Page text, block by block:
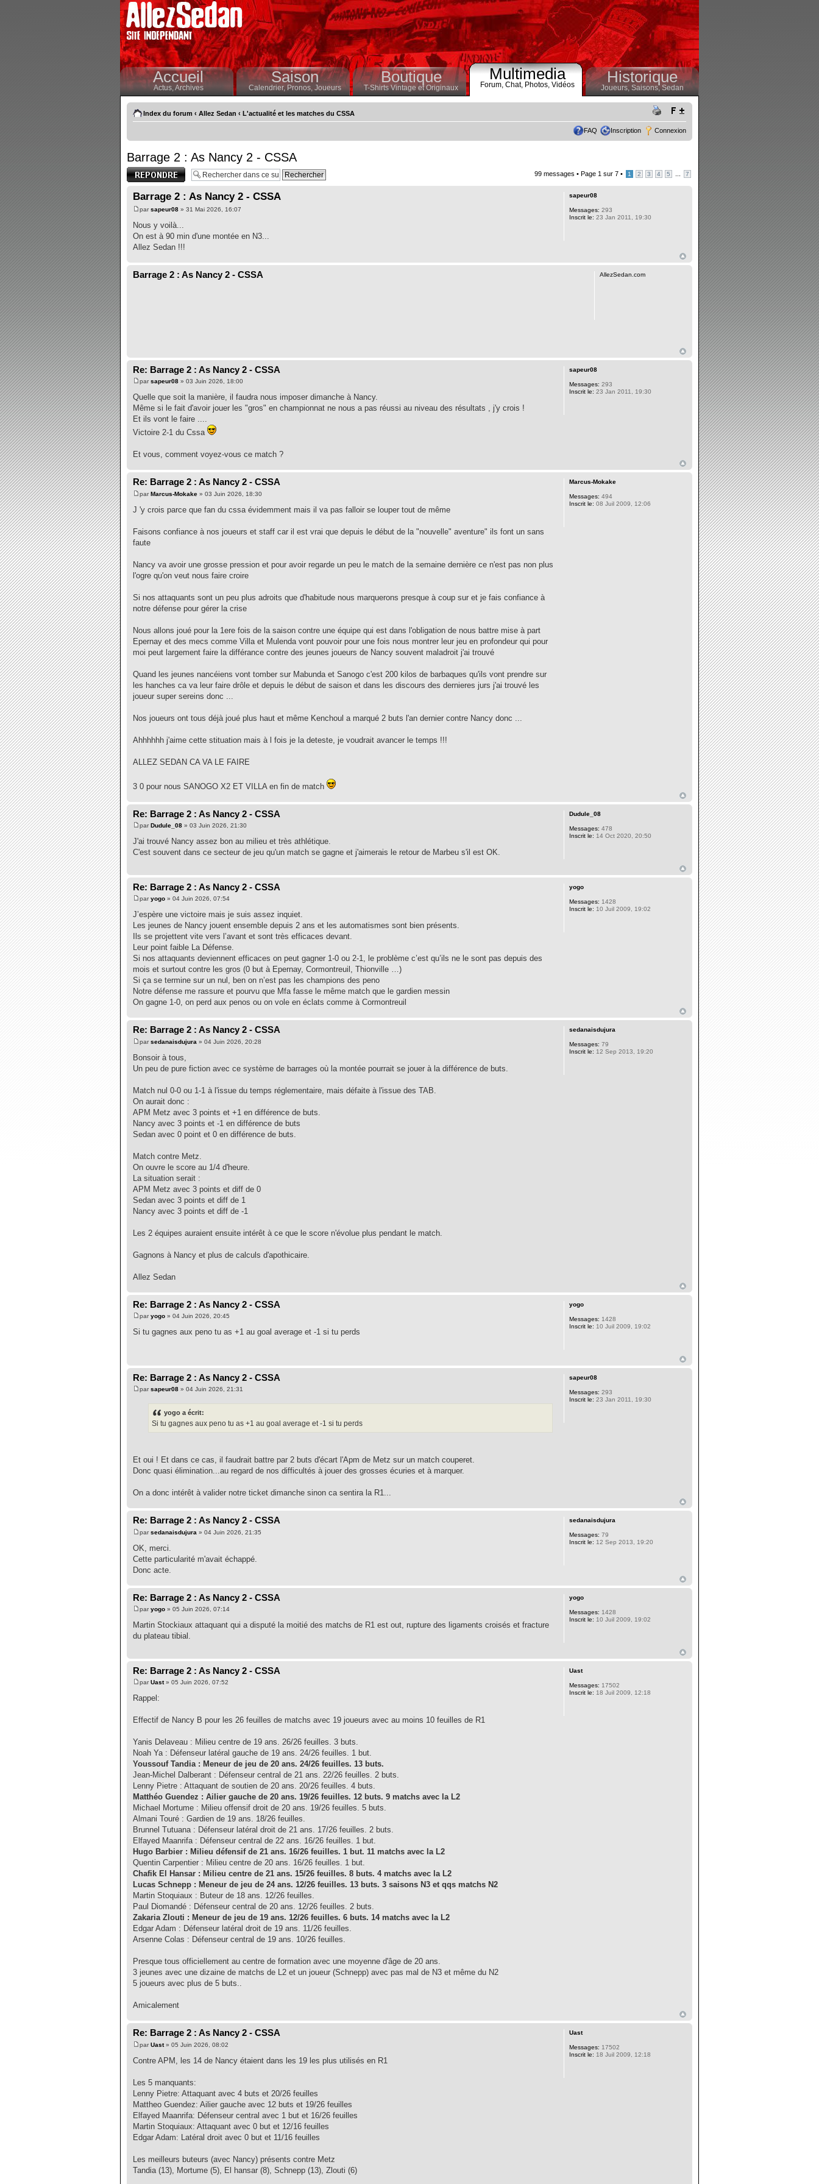
Accueil
Actus,Archives
Saison
Calendrier,Pronos, Joueurs
Boutique
T-Shirts Vintage et Originaux
Multimedia
Forum, Chat, Photos, Vidéos Historique
Joueurs, Saisons,Sedan
Index du forum ‹ Allez Sedan ‹ L'actualité et les matches du CSSA
FAQ Inscription Connexion
Barrage 2 : As Nancy 2 - CSSA
Publier une
réponse
99 messages • Page 1 sur 7 • 1 2 3 4 5 7
Barrage 2 : As Nancy 2 - CSSA
parsapeur08 » 31 Mai 2026, 16:07
Nous y voilà...
On est à 90 min d'une montée en N3...
Allez Sedan !!!
sapeur08
Messages: 293
Inscrit le: 23 Jan 2011, 19:30
Barrage 2 : As Nancy 2 - CSSA AllezSedan.com
Re: Barrage 2 : As Nancy 2 - CSSA
parsapeur08 » 03 Juin 2026, 18:00
Quelle que soit la manière, il faudra nous imposer dimanche à Nancy.
Même si le fait d'avoir jouer les "gros" en championnat ne nous a pas réussi au niveau des résultats , j'y crois !
Et ils vont le faire ....
Victoire 2-1 du Cssa
Et vous, comment voyez-vous ce match ?
sapeur08
Messages: 293
Inscrit le: 23 Jan 2011, 19:30
Re: Barrage 2 : As Nancy 2 - CSSA
parMarcus-Mokake » 03 Juin 2026, 18:30
J 'y crois parce que fan du cssa évidemment mais il va pas falloir se louper tout de même
Faisons confiance à nos joueurs et staff car il est vrai que depuis le début de la "nouvelle" aventure" ils font un sans
faute
Nancy va avoir une grosse pression et pour avoir regarde un peu le match de la semaine dernière ce n'est pas non plus
l'ogre qu'on veut nous faire croire
Si nos attaquants sont un peu plus adroits que d'habitude nous marquerons presque à coup sur et je fais confiance à
notre défense pour gérer la crise
Nous allons joué pour la 1ere fois de la saison contre une équipe qui est dans l'obligation de nous battre mise à part
Epernay et des mecs comme Villa et Mulenda vont pouvoir pour une fois nous montrer leur jeu en profondeur qui pour
moi peut largement faire la différance contre des jeunes joueurs de Nancy souvent maladroit j'ai trouvé
Quand les jeunes nancéiens vont tomber sur Mabunda et Sanogo c'est 200 kilos de barbaques qu'ils vont prendre sur
les hanches ca va leur faire drôle et depuis le début de saison et dans les discours des dernieres jurs j'ai trouvé les
joueur super sereins donc ...
Nos joueurs ont tous déjà joué plus haut et même Kenchoul a marqué 2 buts l'an dernier contre Nancy donc ...
Ahhhhhh j'aime cette stituation mais à l fois je la deteste, je voudrait avancer le temps !!!
ALLEZ SEDAN CA VA LE FAIRE
3 0 pour nous SANOGO X2 ET VILLA en fin de match
Marcus-Mokake
Messages: 494
Inscrit le: 08 Juil 2009, 12:06
Re: Barrage 2 : As Nancy 2 - CSSA
parDudule_08 » 03 Juin 2026, 21:30
J'ai trouvé Nancy assez bon au milieu et très athlétique.
C'est souvent dans ce secteur de jeu qu'un match se gagne et j'aimerais le retour de Marbeu s'il est OK.
Dudule_08
Messages: 478
Inscrit le: 14 Oct 2020, 20:50
Re: Barrage 2 : As Nancy 2 - CSSA
paryogo » 04 Juin 2026, 07:54
J’espère une victoire mais je suis assez inquiet.
Les jeunes de Nancy jouent ensemble depuis 2 ans et les automatismes sont bien présents.
Ils se projettent vite vers l’avant et sont très efficaces devant.
Leur point faible La Défense.
Si nos attaquants deviennent efficaces on peut gagner 1-0 ou 2-1, le problème c’est qu’ils ne le sont pas depuis des
mois et surtout contre les gros (0 but à Epernay, Cormontreuil, Thionville …)
Si ça se termine sur un nul, ben on n’est pas les champions des peno
Notre défense me rassure et pourvu que Mfa fasse le même match que le gardien messin
On gagne 1-0, on perd aux penos ou on vole en éclats comme à Cormontreuil
yogo
Messages: 1428
Inscrit le: 10 Juil 2009, 19:02
Re: Barrage 2 : As Nancy 2 - CSSA
parsedanaisdujura » 04 Juin 2026, 20:28
Bonsoir à tous,
Un peu de pure fiction avec ce système de barrages où la montée pourrait se jouer à la différence de buts.
Match nul 0-0 ou 1-1 à l'issue du temps réglementaire, mais défaite à l'issue des TAB.
On aurait donc :
APM Metz avec 3 points et +1 en différence de buts.
Nancy avec 3 points et -1 en différence de buts
Sedan avec 0 point et 0 en différence de buts.
Match contre Metz.
On ouvre le score au 1/4 d'heure.
La situation serait :
APM Metz avec 3 points et diff de 0
Sedan avec 3 points et diff de 1
Nancy avec 3 points et diff de -1
Les 2 équipes auraient ensuite intérêt à ce que le score n'évolue plus pendant le match.
Gagnons à Nancy et plus de calculs d'apothicaire.
Allez Sedan
sedanaisdujura
Messages: 79
Inscrit le: 12 Sep 2013, 19:20
Re: Barrage 2 : As Nancy 2 - CSSA
paryogo » 04 Juin 2026, 20:45
Si tu gagnes aux peno tu as +1 au goal average et -1 si tu perds
yogo
Messages: 1428
Inscrit le: 10 Juil 2009, 19:02
Re: Barrage 2 : As Nancy 2 - CSSA
parsapeur08 » 04 Juin 2026, 21:31
yogo a écrit:
Si tu gagnes aux peno tu as +1 au goal average et -1 si tu perds
Et oui ! Et dans ce cas, il faudrait battre par 2 buts d'écart l'Apm de Metz sur un match couperet.
Donc quasi élimination...au regard de nos difficultés à jouer des grosses écuries et à marquer.
On a donc intérêt à valider notre ticket dimanche sinon ca sentira la R1...
sapeur08
Messages: 293
Inscrit le: 23 Jan 2011, 19:30
Re: Barrage 2 : As Nancy 2 - CSSA
parsedanaisdujura » 04 Juin 2026, 21:35
OK, merci.
Cette particularité m'avait échappé.
Donc acte.
sedanaisdujura
Messages: 79
Inscrit le: 12 Sep 2013, 19:20
Re: Barrage 2 : As Nancy 2 - CSSA
paryogo » 05 Juin 2026, 07:14
Martin Stockiaux attaquant qui a disputé la moitié des matchs de R1 est out, rupture des ligaments croisés et fracture
du plateau tibial.
yogo
Messages: 1428
Inscrit le: 10 Juil 2009, 19:02
Re: Barrage 2 : As Nancy 2 - CSSA
parUast» 05 Juin 2026, 07:52
Rappel:
Effectif de Nancy B pour les 26 feuilles de matchs avec 19 joueurs avec au moins 10 feuilles de R1
Yanis Delaveau : Milieu centre de 19 ans. 26/26 feuilles. 3 buts.
Noah Ya : Défenseur latéral gauche de 19 ans. 24/26 feuilles. 1 but.
Youssouf Tandia : Meneur de jeu de 20 ans. 24/26 feuilles. 13 buts.
Jean-Michel Dalberant : Défenseur central de 21 ans. 22/26 feuilles. 2 buts.
Lenny Pietre : Attaquant de soutien de 20 ans. 20/26 feuilles. 4 buts.
Matthéo Guendez : Ailier gauche de 20 ans. 19/26 feuilles. 12 buts. 9 matchs avec la L2
Michael Mortume : Milieu offensif droit de 20 ans. 19/26 feuilles. 5 buts.
Almani Touré : Gardien de 19 ans. 18/26 feuilles.
Brunnel Tutuana : Défenseur latéral droit de 21 ans. 17/26 feuilles. 2 buts.
Elfayed Maanrifa : Défenseur central de 22 ans. 16/26 feuilles. 1 but.
Hugo Barbier : Milieu défensif de 21 ans. 16/26 feuilles. 1 but. 11 matchs avec la L2
Quentin Carpentier : Milieu centre de 20 ans. 16/26 feuilles. 1 but.
Chafik El Hansar : Milieu centre de 21 ans. 15/26 feuilles. 8 buts. 4 matchs avec la L2
Lucas Schnepp : Meneur de jeu de 24 ans. 12/26 feuilles. 13 buts. 3 saisons N3 et qqs matchs N2
Martin Stoquiaux : Buteur de 18 ans. 12/26 feuilles.
Paul Diomandé : Défenseur central de 20 ans. 12/26 feuilles. 2 buts.
Zakaria Zlouti : Meneur de jeu de 19 ans. 12/26 feuilles. 6 buts. 14 matchs avec la L2
Edgar Adam : Défenseur latéral droit de 19 ans. 11/26 feuilles.
Arsenne Colas : Défenseur central de 19 ans. 10/26 feuilles.
Presque tous officiellement au centre de formation avec une moyenne d'âge de 20 ans.
3 jeunes avec une dizaine de matchs de L2 et un joueur (Schnepp) avec pas mal de N3 et même du N2
5 joueurs avec plus de 5 buts..
Amicalement
Uast
Messages: 17502
Inscrit le: 18 Juil 2009, 12:18
Re: Barrage 2 : As Nancy 2 - CSSA
parUast» 05 Juin 2026, 08:02
Contre APM, les 14 de Nancy étaient dans les 19 les plus utilisés en R1
Les 5 manquants:
Lenny Pietre: Attaquant avec 4 buts et 20/26 feuilles
Mattheo Guendez: Ailier gauche avec 12 buts et 19/26 feuilles
Elfayed Maanrifa: Défenseur central avec 1 but et 16/26 feuilles
Martin Stoquiaux: Attaquant avec 0 but et 12/16 feuilles
Edgar Adam: Latéral droit avec 0 but et 11/16 feuilles
Les meilleurs buteurs (avec Nancy) présents contre Metz
Tandia (13), Mortume (5), El hansar (8), Schnepp (13), Zlouti (6)
Uast
Messages: 17502
Inscrit le: 18 Juil 2009, 12:18